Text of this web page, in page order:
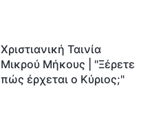
Χριστιανική Ταινία
Μικρού Μήκους | "Ξέρετε
πώς έρχεται ο Κύριος;"